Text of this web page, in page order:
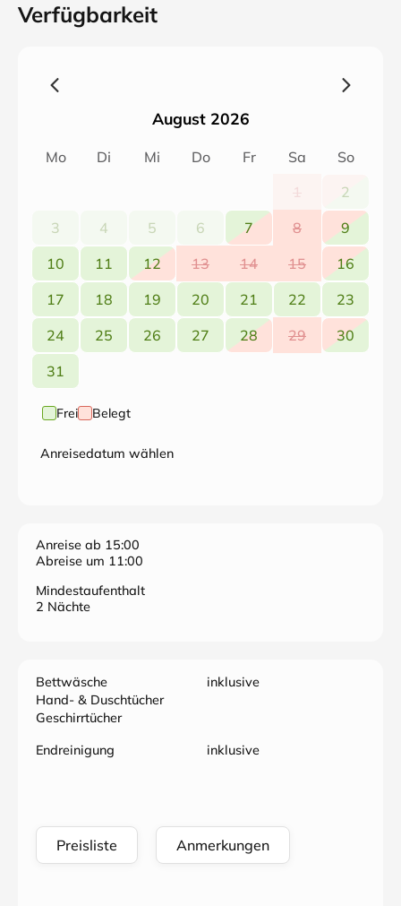
Verfügbarkeit
August 2026
Mo Di Mi Do Fr Sa
So
1
2
3
4 5 6 7 8
9
10
11 12 13 14 15
16
17
18 19 20 21 22
23
24
25 26 27 28 29
30
31
Frei Belegt
Anreisedatum wählen
Anreise ab 15:00
Abreise um 11:00
Mindestaufenthalt
2 Nächte
Bettwäsche
Hand- & Duschtücher
Geschirrtücher
inklusive
Endreinigung inklusive
Preisliste Anmerkungen